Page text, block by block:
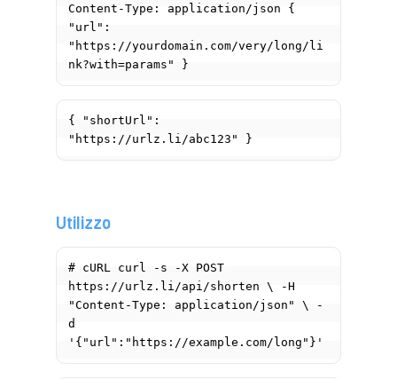
Content-Type: application/json {
"url":
"https://yourdomain.com/very/long/li
{ "shortUrl":
"https://urlz.li/abc123" }
Utilizzo
# cURL curl -s -X POST
https://urlz.li/api/shorten \ -H
"Content-Type: application/json" \ -
d